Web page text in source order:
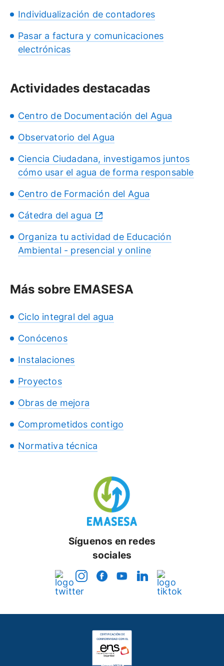
Individualización de contadores
Pasar a factura y comunicaciones
electrónicas
Actividades destacadas
Centro de Documentación del Agua
Observatorio del Agua
Ciencia Ciudadana, investigamos juntos
cómo usar el agua de forma responsable
Centro de Formación del Agua
Cátedra del agua
Organiza tu actividad de Educación
Ambiental - presencial y online
Más sobre EMASESA
Ciclo integral del agua
Conócenos
Instalaciones
Proyectos
Obras de mejora
Comprometidos contigo
Normativa técnica
Síguenos en redes
sociales